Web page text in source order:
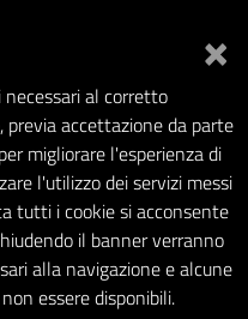
×
al corretto
accettazione da parte
migliorare l'esperienza di
l'utilizzo dei servizi messi
tutti i cookie si acconsente
il banner verranno
alla navigazione e alcune
essere disponibili.